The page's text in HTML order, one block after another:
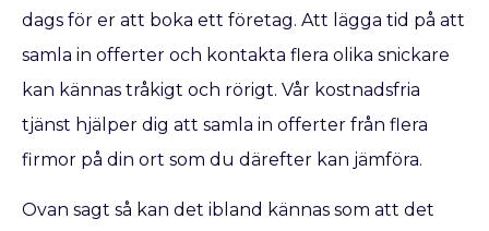
dags för er att boka ett företag. Att lägga tid på att
samla in offerter och kontakta flera olika snickare
kan kännas tråkigt och rörigt. Vår kostnadsfria
tjänst hjälper dig att samla in offerter från flera
firmor på din ort som du därefter kan jämföra.
Ovan sagt så kan det ibland kännas som att det